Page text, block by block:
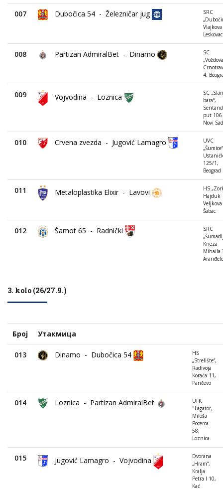
007 Dubočica 54 - Železničar jug
SRC
Leskovac
008 Partizan AdmiralBet - Dinamo
SC
4,
009 Vojvodina - Loznica
SC
bara“,
put 106
Novi Sad
010 Crvena zvezda - Jugović Lamagro
UVC
125/1,
Beograd
011 Metaloplastika Elixir - Lavovi
HS
Hajduk
Šabac
012 Šamot 65 - Radnički
SRC
Kneza
Mihaila
3. kolo (26/27.9.)
Број Утакмица
013 Dinamo - Dubočica 54
HS
„Strelište“,
Radivoja
Koraća 11,
Pančevo
014 Loznica - Partizan AdmiralBet
UFK
"Lagator,
Miloša
Pocerca
58,
Loznica
015 Jugović Lamagro - Vojvodina
Dvorana
„Hram“,
Kralja
Petra I 10,
Kać